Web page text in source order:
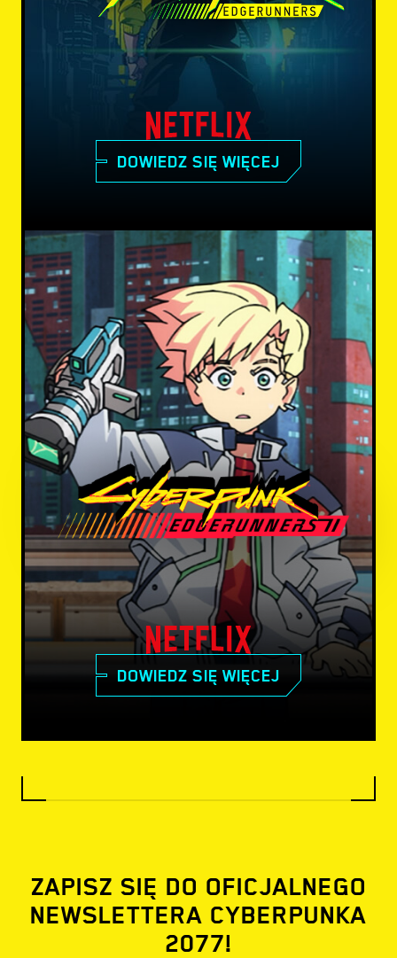
DOWIEDZ SIĘ WIĘCEJ
DOWIEDZ SIĘ WIĘCEJ
ZAPISZ SIĘ DO OFICJALNEGO
NEWSLETTERA CYBERPUNKA
2077!